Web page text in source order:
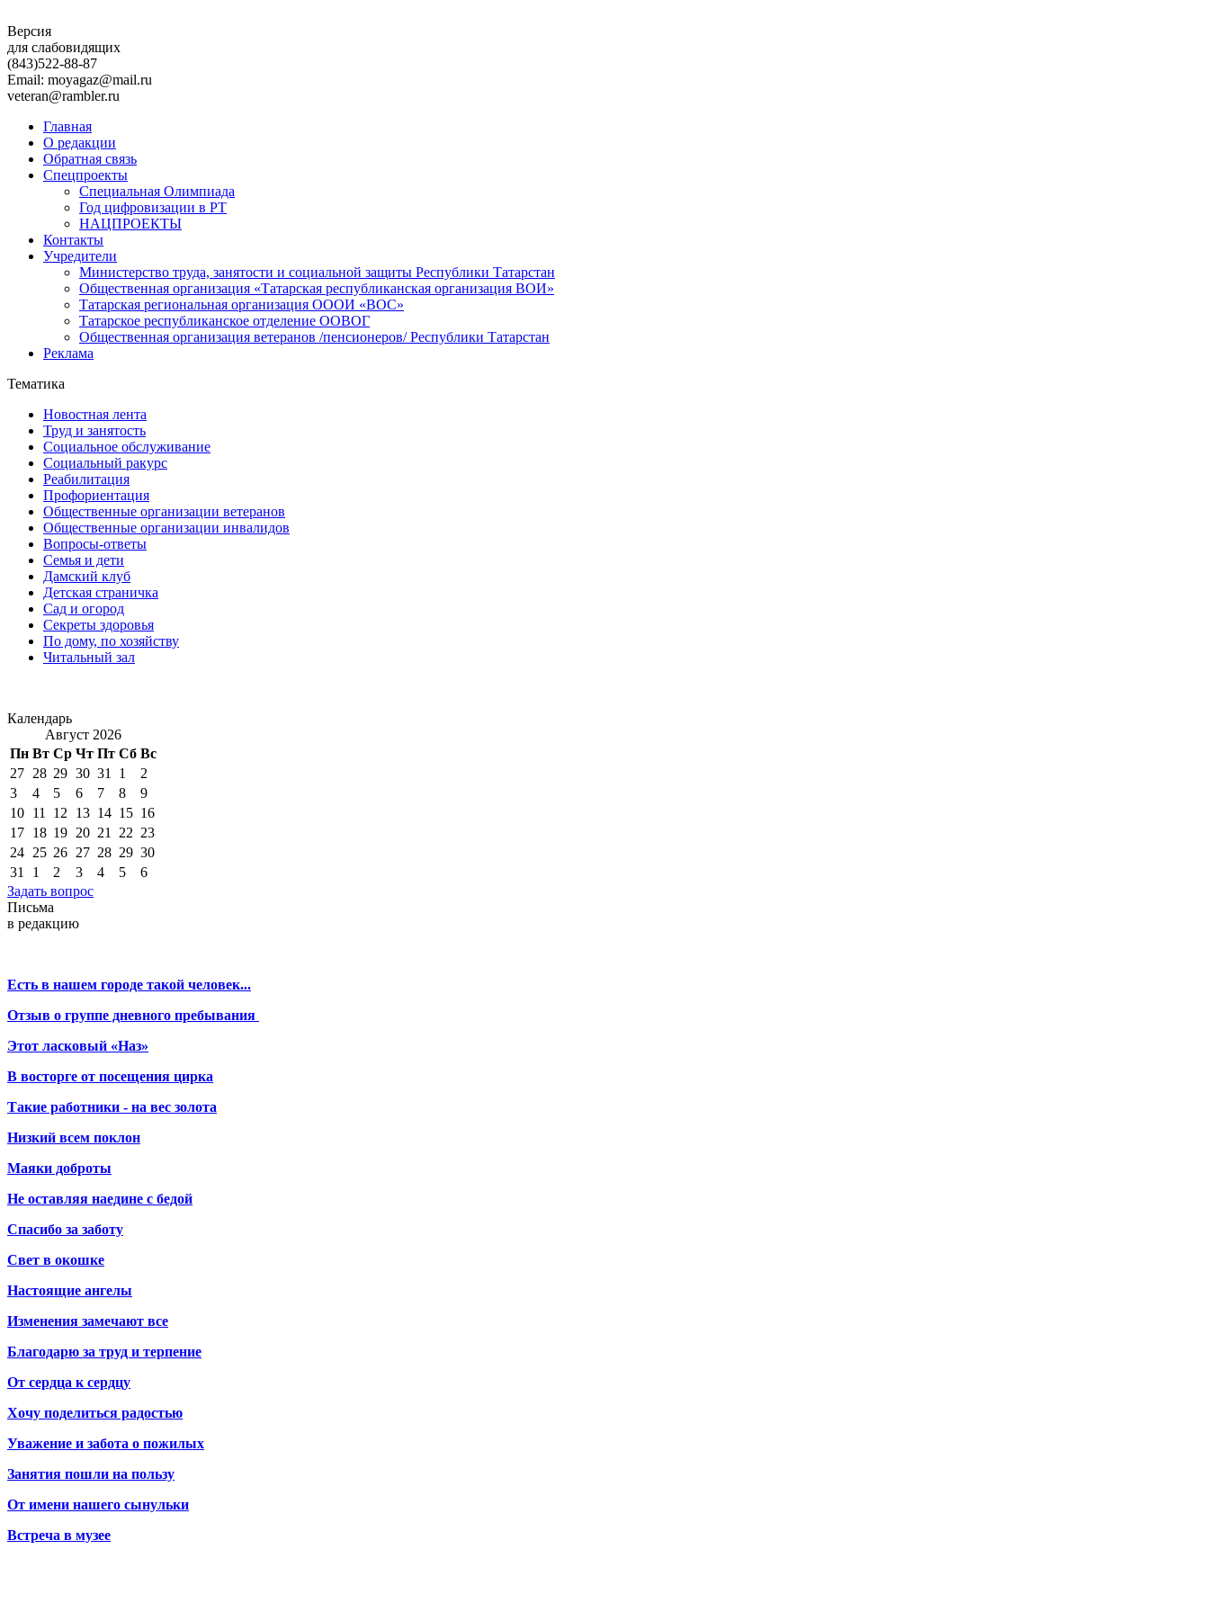
Версия
для слабовидящих
(843)522-88-87
Email: moyagaz@mail.ru
veteran@rambler.ru
Главная
О редакции
Обратная связь
Спецпроекты
Специальная Олимпиада
Год цифровизации в РТ
НАЦПРОЕКТЫ
Контакты
Учредители
Министерство труда, занятости и социальной защиты Республики Татарстан
Общественная организация «Татарская республиканская организация ВОИ»
Татарская региональная организация ОООИ «ВОС»
Татарское республиканское отделение ООВОГ
Общественная организация ветеранов /пенсионеров/ Республики Татарстан
Реклама
Тематика
Новостная лента
Труд и занятость
Социальное обслуживание
Социальный ракурс
Реабилитация
Профориентация
Общественные организации ветеранов
Общественные организации инвалидов
Вопросы-ответы
Семья и дети
Дамский клуб
Детская страничка
Сад и огород
Секреты здоровья
По дому, по хозяйству
Читальный зал
Календарь
Август 2026
Пн Вт Ср Чт Пт Сб Вс
27 28 29 30 31 1
2
3
4 5 6 7 8
9
10 11 12 13 14 15 16
17 18 19 20 21 22 23
24 25 26 27 28 29 30
31
1 2 3 4 5
6
Задать вопрос
Письма
в редакцию
Есть в нашем городе такой человек...
Отзыв о группе дневного пребывания
Этот ласковый «Наз»
В восторге от посещения цирка
Такие работники - на вес золота
Низкий всем поклон
Маяки доброты
Не оставляя наедине с бедой
Спасибо за заботу
Свет в окошке
Настоящие ангелы
Изменения замечают все
Благодарю за труд и терпение
От сердца к сердцу
Хочу поделиться радостью
Уважение и забота о пожилых
Занятия пошли на пользу
От имени нашего сынульки
Встреча в музее